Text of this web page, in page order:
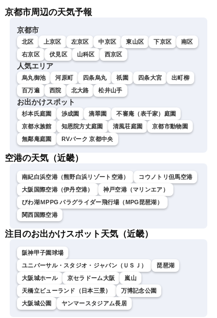
京都市周辺の天気予報
京都市
北区 上京区 左京区 中京区 東山区 下京区
南区
右京区
伏見区 山科区 西京区
人気エリア
烏丸御池 河原町 四条烏丸 祇園 四条大宮
出町柳
百万遍
西院 北大路 松井山手
お出かけスポット
杉本氏庭園 渉成園 滴翠園
不審庵（表千家）庭園
京都水族館
知恩院方丈庭園 清風荘庭園
京都市動物園
無鄰庵庭園
RVパーク 京都中央
空港の天気（近畿）
南紀白浜空港（熊野白浜リゾート空港）
コウノトリ但馬空港
大阪国際空港（伊丹空港）
神戸空港（マリンエア）
びわ湖ＭPPG パラグライダー飛行場（MPG琵琶湖）
関西国際空港
注目のお出かけスポット天気（近畿）
阪神甲子園球場
ユニバーサル・スタジオ・ジャパン（ＵＳＪ）
琵琶湖
大阪城ホール
京セラドーム大阪
嵐山
天橋立ビューランド（日本三景）
万博記念公園
大阪城公園
ヤンマースタジアム長居